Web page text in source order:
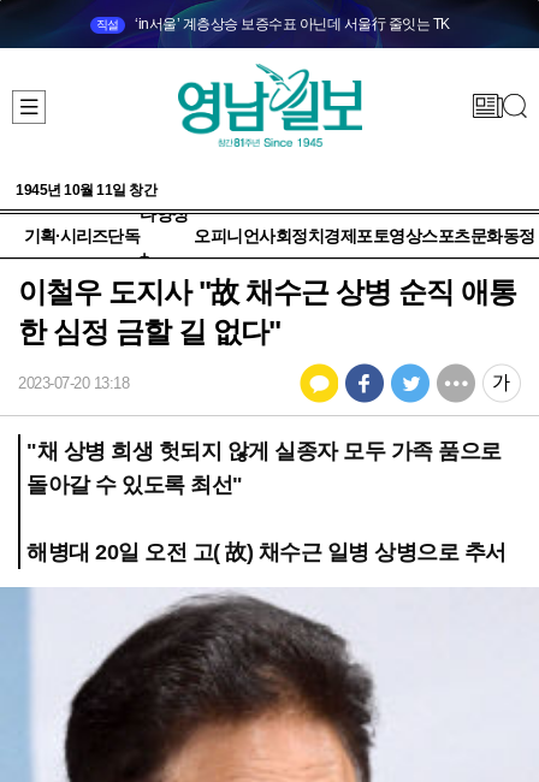
직설 ‘in서울’ 계층상승 보증수표 아닌데 서울行 줄잇는 TK
1945년 10월 11일 창간
기획·시리즈단독
다양성
+
오피니언사회정치 경제 포토영상스포츠문화동정
이철우 도지사 "故 채수근 상병 순직 애통
한 심정 금할 길 없다"
2023-07-20 13:18
"채 상병 희생 헛되지 않게 실종자 모두 가족 품으로
돌아갈 수 있도록 최선"
해병대 20일 오전 고( 故) 채수근 일병 상병으로 추서